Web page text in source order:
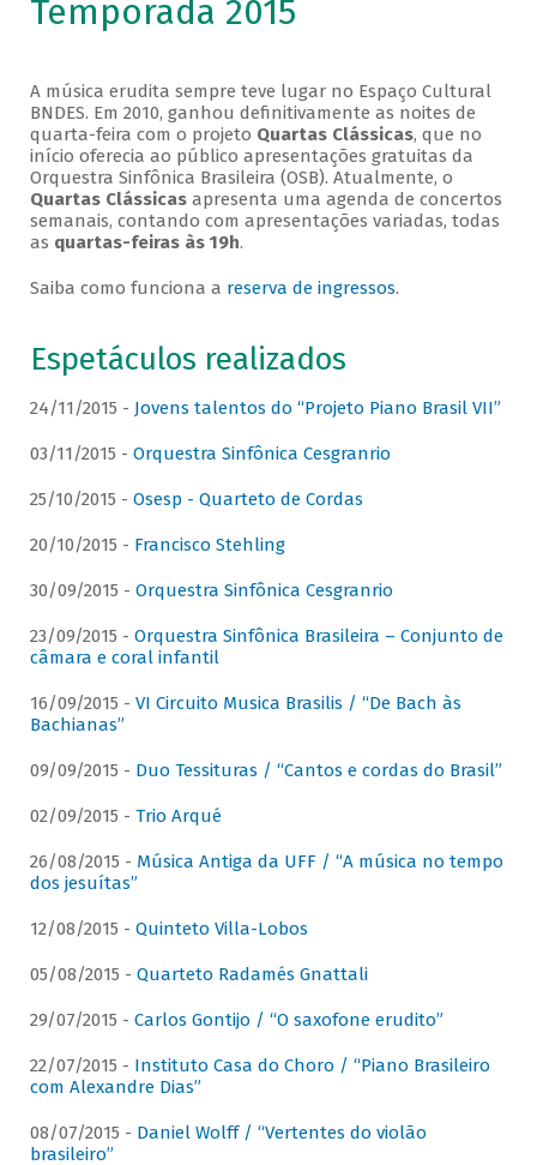
Temporada 2015
A música erudita sempre teve lugar no Espaço Cultural
BNDES. Em 2010, ganhou definitivamente as noites de
quarta-feira com o projeto Quartas Clássicas, que no
início oferecia ao público apresentações gratuitas da
Orquestra Sinfônica Brasileira (OSB). Atualmente, o
Quartas Clássicasapresenta uma agenda de concertos
semanais, contando com apresentações variadas, todas
as quartas-feiras às 19h.
Saiba como funciona a reserva de ingressos.
Espetáculos realizados
24/11/2015 - Jovens talentos do “Projeto Piano Brasil VII”
03/11/2015 - Orquestra Sinfônica Cesgranrio
25/10/2015 - Osesp - Quarteto de Cordas
20/10/2015 - Francisco Stehling
30/09/2015 - Orquestra Sinfônica Cesgranrio
23/09/2015 - Orquestra Sinfônica Brasileira – Conjunto de
câmara e coral infantil
16/09/2015 - VI Circuito Musica Brasilis / “De Bach às
Bachianas”
09/09/2015 - Duo Tessituras / “Cantos e cordas do Brasil”
02/09/2015 - Trio Arqué
26/08/2015 - Música Antiga da UFF / “A música no tempo
dos jesuítas”
12/08/2015 - Quinteto Villa-Lobos
05/08/2015 - Quarteto Radamés Gnattali
29/07/2015 - Carlos Gontijo / “O saxofone erudito”
22/07/2015 - Instituto Casa do Choro / “Piano Brasileiro
com Alexandre Dias”
08/07/2015 - Daniel Wolff / “Vertentes do violão
brasileiro”